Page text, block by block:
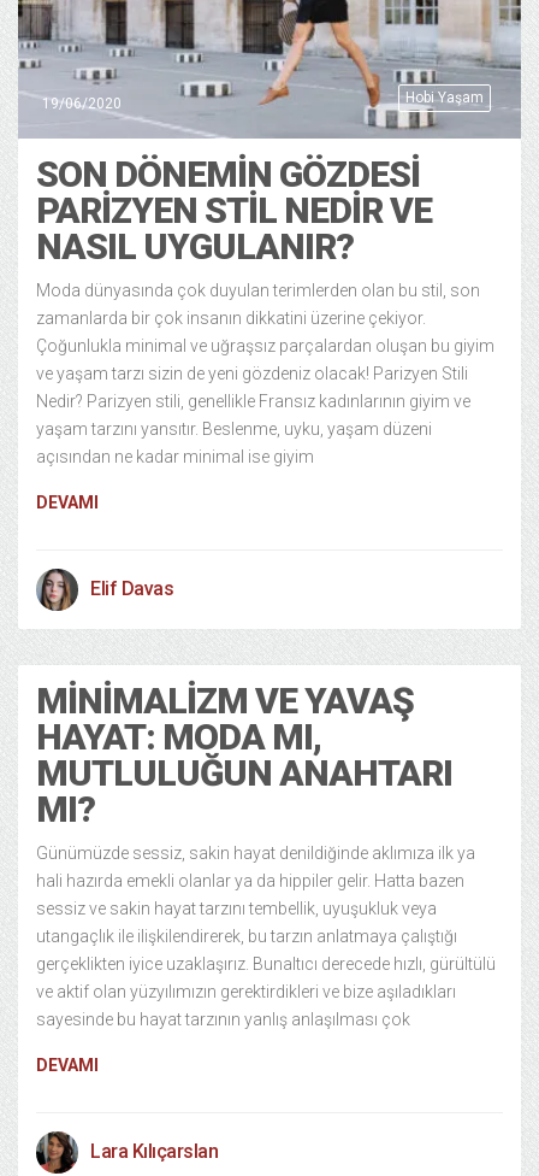
Hobi Yaşam
19/06/2020
SON DÖNEMIN GÖZDESI
PARIZYEN STIL NEDIR VE
NASIL UYGULANIR?
Moda dünyasında çok duyulan terimlerden olan bu stil, son
zamanlarda bir çok insanın dikkatini üzerine çekiyor.
Çoğunlukla minimal ve uğraşsız parçalardan oluşan bu giyim
ve yaşam tarzı sizin de yeni gözdeniz olacak! Parizyen Stili
Nedir? Parizyen stili, genellikle Fransız kadınlarının giyim ve
yaşam tarzını yansıtır. Beslenme, uyku, yaşam düzeni
açısından ne kadar minimal ise giyim
DEVAMI
Elif Davas
MINIMALIZM VE YAVAŞ
HAYAT: MODA MI,
MUTLULUĞUN ANAHTARI
MI?
Günümüzde sessiz, sakin hayat denildiğinde aklımıza ilk ya
hali hazırda emekli olanlar ya da hippiler gelir. Hatta bazen
sessiz ve sakin hayat tarzını tembellik, uyuşukluk veya
utangaçlık ile ilişkilendirerek, bu tarzın anlatmaya çalıştığı
gerçeklikten iyice uzaklaşırız. Bunaltıcı derecede hızlı, gürültülü
ve aktif olan yüzyılımızın gerektirdikleri ve bize aşıladıkları
sayesinde bu hayat tarzının yanlış anlaşılması çok
DEVAMI
Lara Kılıçarslan